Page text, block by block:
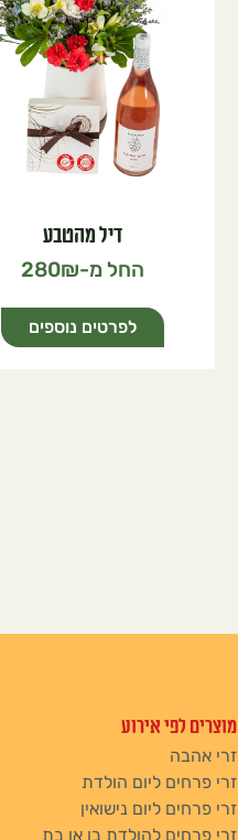
דיל מהטבע
280
לפרטים נוספים
מוצרים לפי אירוע
זרי אהבה
זרי פרחים ליום הולדת
זרי פרחים ליום נישואין
זרי פרחים להולדת בן או בת